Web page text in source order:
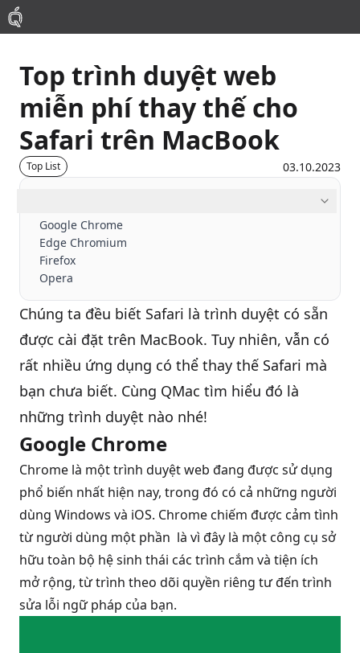
Mac
MacBook Pro
MacBook Air
Thu Mua
Sửa Chữa
Thay Linh Kiện
QBlog
Top trình duyệt web
miễn phí thay thế cho
Safari trên MacBook
Top List 03.10.2023
Google Chrome
Edge Chromium
Firefox
Opera
Chúng ta đều biết Safari là trình duyệt có sẵn
được cài đặt trên MacBook. Tuy nhiên, vẫn có
rất nhiều ứng dụng có thể thay thế Safari mà
bạn chưa biết. Cùng QMac tìm hiểu đó là
những trình duyệt nào nhé!
Google Chrome
Chrome là một trình duyệt web đang được sử dụng
phổ biến nhất hiện nay, trong đó có cả những người
dùng Windows và iOS. Chrome chiếm được cảm tình
từ người dùng một phần là vì đây là một công cụ sở
hữu toàn bộ hệ sinh thái các trình cắm và tiện ích
mở rộng, từ trình theo dõi quyền riêng tư đến trình
sửa lỗi ngữ pháp của bạn.